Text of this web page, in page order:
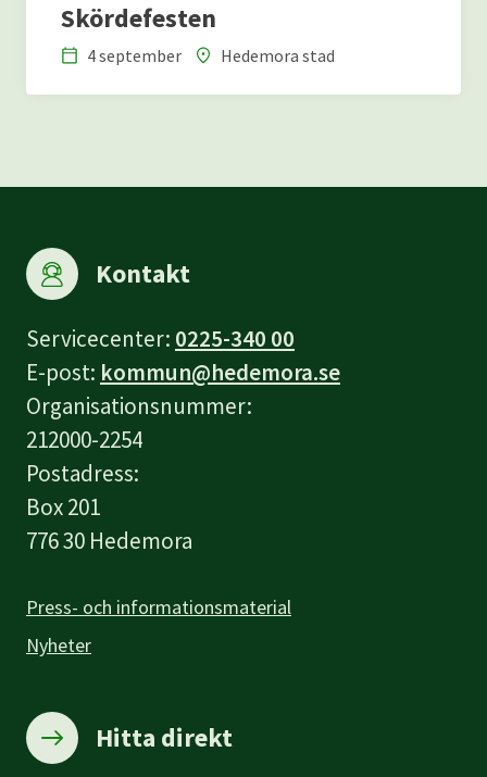
Skördefesten
4 september
Hedemora stad
Kontakt
Servicecenter: 0225-340 00
E-post: kommun@hedemora.se
Organisationsnummer:
212000-2254
Postadress:
Box 201
776 30 Hedemora
Press- och informationsmaterial
Nyheter
Hitta direkt